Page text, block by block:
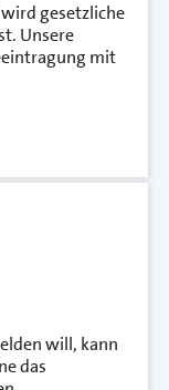
gesetzliche
Unsere
mit
will, kann
das